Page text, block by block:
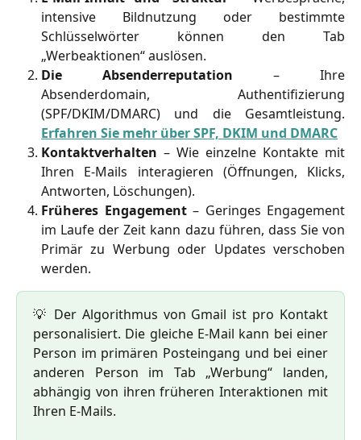
intensive Bildnutzung oder bestimmte
Schlüsselwörter können den Tab
„Werbeaktionen“ auslösen.
Die Absenderreputation – Ihre
Absenderdomain, Authentifizierung
(SPF/DKIM/DMARC) und die Gesamtleistung.
Erfahren Sie mehr über SPF, DKIM und DMARC
Kontaktverhalten – Wie einzelne Kontakte mit
Ihren E-Mails interagieren (Öffnungen, Klicks,
Antworten, Löschungen).
Früheres Engagement– Geringes Engagement
im Laufe der Zeit kann dazu führen, dass Sie von
Primär zu Werbung oder Updates verschoben
werden.
💡 Der Algorithmus von Gmail ist pro Kontakt
personalisiert. Die gleiche E-Mail kann bei einer
Person im primären Posteingang und bei einer
anderen Person im Tab „Werbung“ landen,
abhängig von ihren früheren Interaktionen mit
Ihren E-Mails.